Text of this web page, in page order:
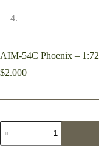
AIM-54C Phoenix – 1:72
$2.000